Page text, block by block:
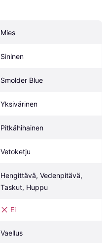
Mies
Sininen
Smolder Blue
Yksivärinen
Pitkähihainen
Vetoketju
Hengittävä, Vedenpitävä,
Taskut, Huppu
Ei
Vaellus